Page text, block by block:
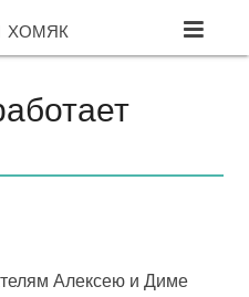
Алексею и Диме